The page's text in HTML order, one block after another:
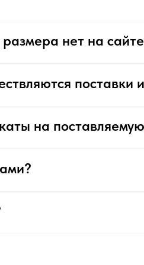
нет на
поставки
на